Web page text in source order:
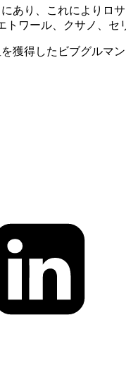
あり、これによりロ
ワール、クサノ、セ
獲得したビブグルマン